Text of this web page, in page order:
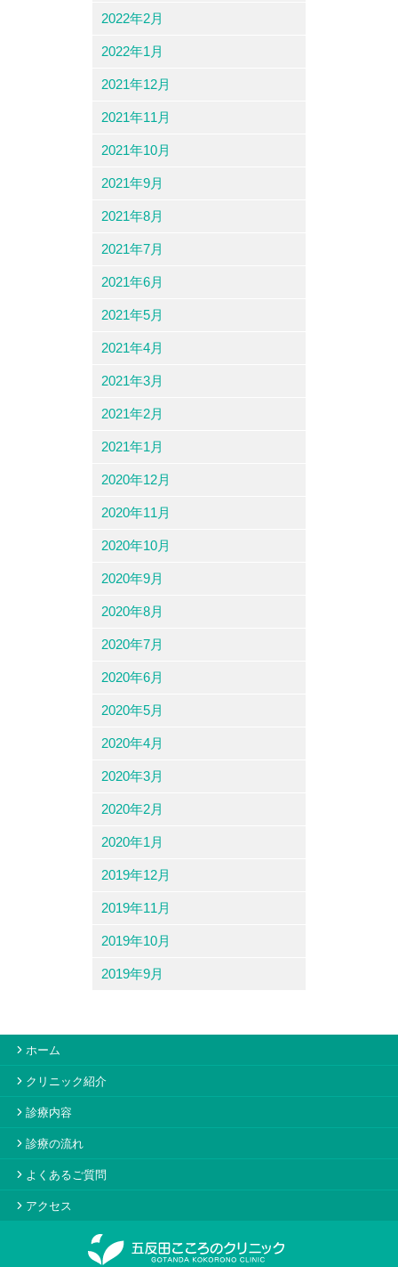
2022年2月
2022年1月
2021年12月
2021年11月
2021年10月
2021年9月
2021年8月
2021年7月
2021年6月
2021年5月
2021年4月
2021年3月
2021年2月
2021年1月
2020年12月
2020年11月
2020年10月
2020年9月
2020年8月
2020年7月
2020年6月
2020年5月
2020年4月
2020年3月
2020年2月
2020年1月
2019年12月
2019年11月
2019年10月
2019年9月
ホーム
クリニック紹介
診療内容
診療の流れ
よくあるご質問
アクセス